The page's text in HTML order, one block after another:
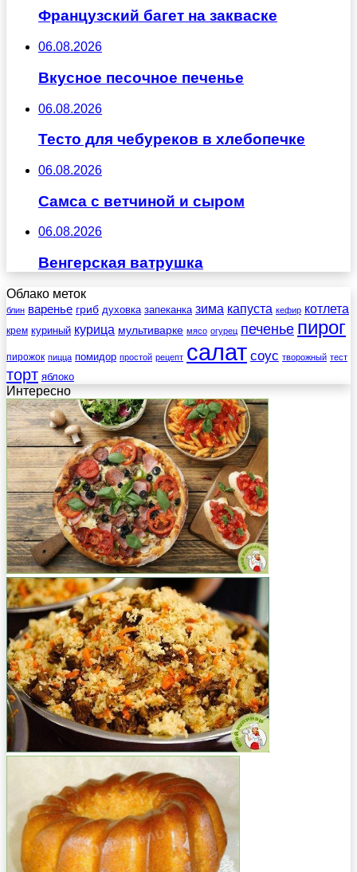
Французский багет на закваске
06.08.2026
Вкусное песочное печенье
06.08.2026
Тесто для чебуреков в хлебопечке
06.08.2026
Самса с ветчиной и сыром
06.08.2026
Венгерская ватрушка
Облако меток
блин варенье гриб духовка запеканка зима капуста кефир котлета
крем куриный курица мультиварке мясо огурец печенье пирог
пирожок пицца помидор простой рецепт салат соус творожный тест
торт яблоко
Интересно